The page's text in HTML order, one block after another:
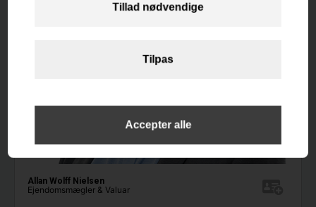
Allan Wolff Nielsen
Ejendomsmægler & Valuar